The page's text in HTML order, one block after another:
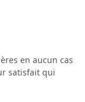
en aucun cas
satisfait qui